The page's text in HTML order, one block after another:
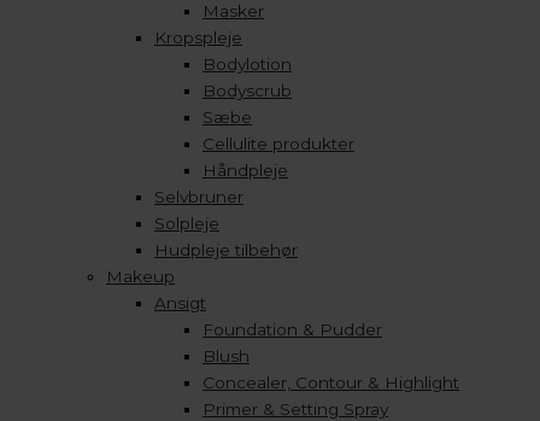
Masker
Kropspleje
Bodylotion
Bodyscrub
Sæbe
Cellulite produkter
Håndpleje
Selvbruner
Solpleje
Hudpleje tilbehør
Makeup
Ansigt
Foundation & Pudder
Blush
Concealer, Contour & Highlight
Primer & Setting Spray